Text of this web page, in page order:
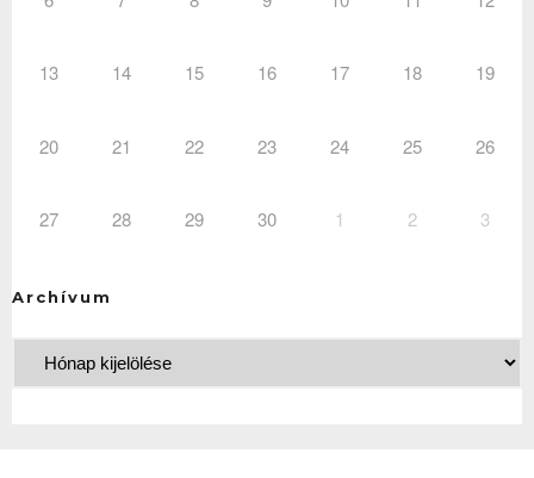
13 14 15 16 17 18 19
20 21 22 23 24 25 26
27 28 29 30 1 2 3
Archívum